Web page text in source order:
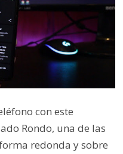
con este
Rondo, una de las
redonda y sobre